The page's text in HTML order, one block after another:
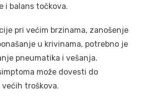
i balans točkova.
pri većim brzinama, zanošenje
u krivinama, potrebno je
pneumatika i vešanja.
može dovesti do
troškova.